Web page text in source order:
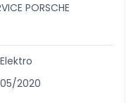
PORSCHE
Elektro
05/2020